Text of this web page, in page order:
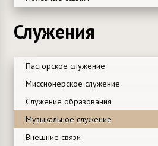
Служения
Пасторское служение
Миссионерское служение
Служение образования
Музыкальное служение
Внешние связи